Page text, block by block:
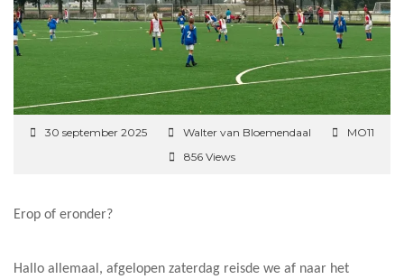
30 september 2025 Walter van Bloemendaal
MO11
856 Views
Erop of eronder?
Hallo allemaal, afgelopen zaterdag reisde we af naar het